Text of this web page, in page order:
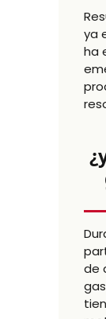
ya
ha
de